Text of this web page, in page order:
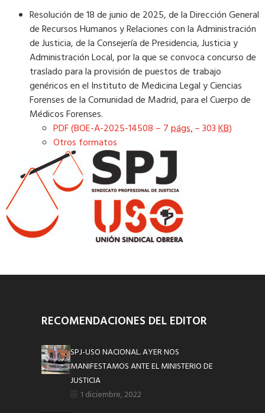
Resolución de 18 de junio de 2025, de la Dirección General
de Recursos Humanos y Relaciones con la Administración
de Justicia, de la Consejería de Presidencia, Justicia y
Administración Local, por la que se convoca concurso de
traslado para la provisión de puestos de trabajo
genéricos en el Instituto de Medicina Legal y Ciencias
Forenses de la Comunidad de Madrid, para el Cuerpo de
Médicos Forenses.
PDF (BOE-A-2025-14508 – 7págs.– 303KB)
Otros formatos
RECOMENDACIONES DEL EDITOR
SPJ-USO NACIONAL. AYER NOS
MANIFESTAMOS ANTE EL MINISTERIO DE
JUSTICIA
1 diciembre, 2022